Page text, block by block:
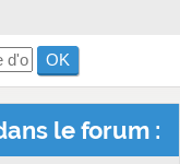
OK
le forum :